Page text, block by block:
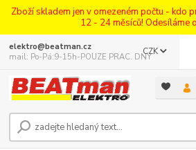
Zboží skladem jen v omezeném počtu - kdo
12 - 24 měsíců! Odesíláme
CZK
elektro@beatman.cz
mail: Po-Pá:9-15h-POUZE PRAC. DNY